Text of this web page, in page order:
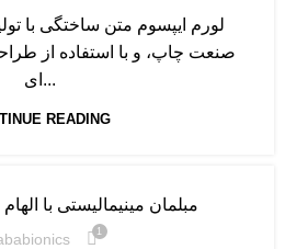
لورم ایپسوم متن ساختگی با
صنعت چاپ، و با استفاده از
ای...
READING
مبلمان مینیمالیستی با
1